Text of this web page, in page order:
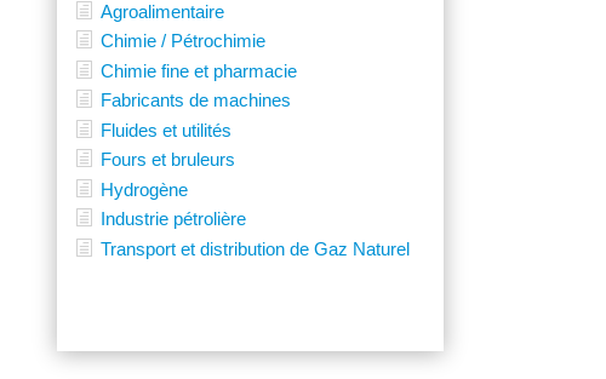
Agroalimentaire
Chimie / Pétrochimie
Chimie fine et pharmacie
Fabricants de machines
Fluides et utilités
Fours et bruleurs
Hydrogène
Industrie pétrolière
Transport et distribution de Gaz Naturel